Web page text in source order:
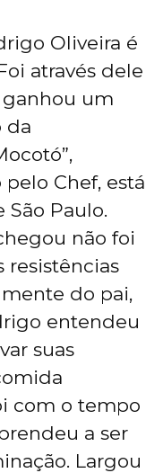
Oliveira é
através dele
um
da
Chef, está
Paulo.
não foi
resistências
do pai,
entendeu
suas
com o tempo
a ser
Largou